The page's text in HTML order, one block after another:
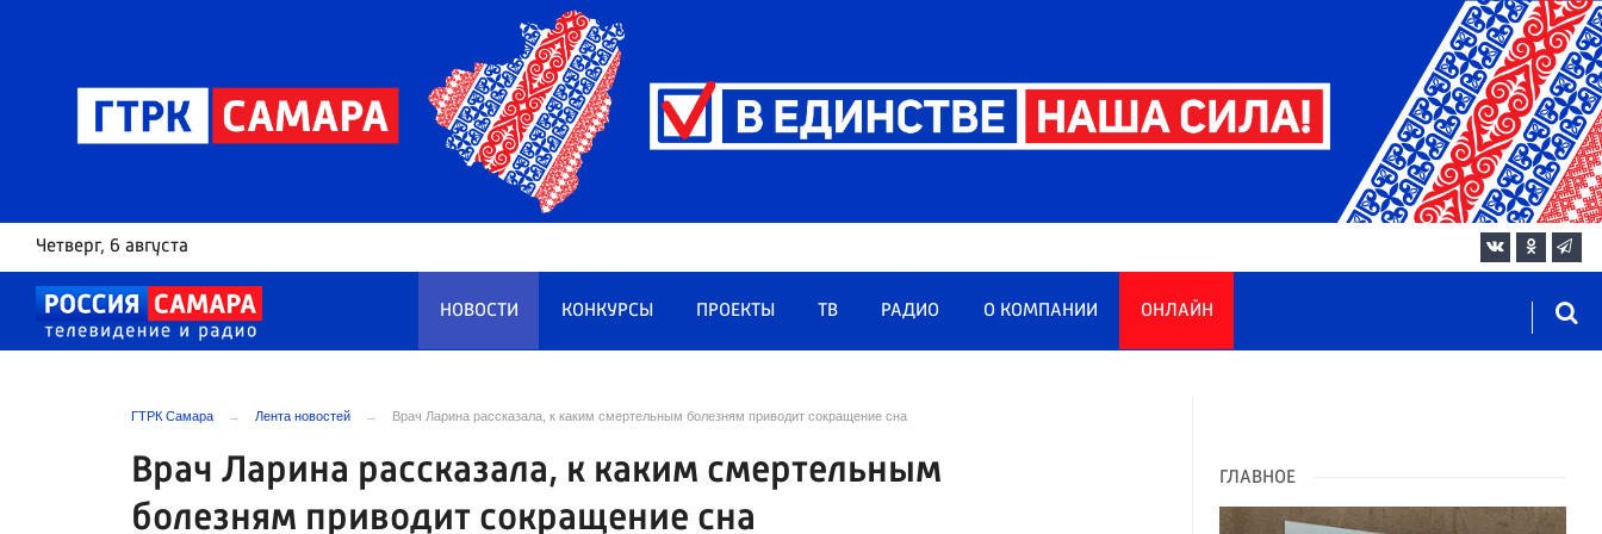
Четверг, 6 августа
НОВОСТИ КОНКУРСЫ ПРОЕКТЫ ТВ РАДИО О КОМПАНИИ ОНЛАЙН
ГТРК Самара Лента новостей Врач Ларина рассказала, к каким смертельным болезням приводит сокращение сна
Врач Ларина рассказала, к каким смертельным
болезням приводит сокращение сна
ГЛАВНОЕ